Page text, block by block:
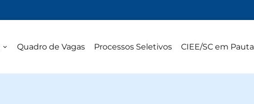
Quadro de Vagas Processos Seletivos CIEE/SC em Pauta